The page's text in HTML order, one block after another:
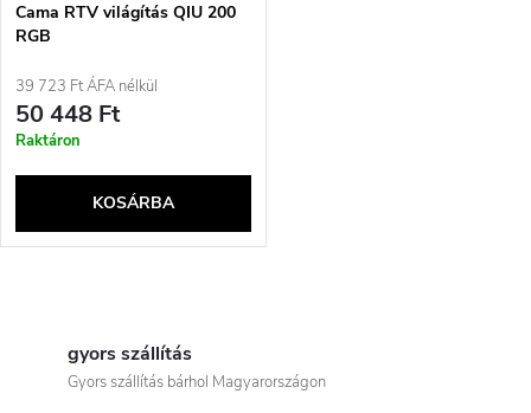
Cama RTV világítás QIU 200
RGB
39 723 Ft ÁFA nélkül
50 448 Ft
Raktáron
KOSÁRBA
gyors szállítás
Gyors szállítás bárhol Magyarországon